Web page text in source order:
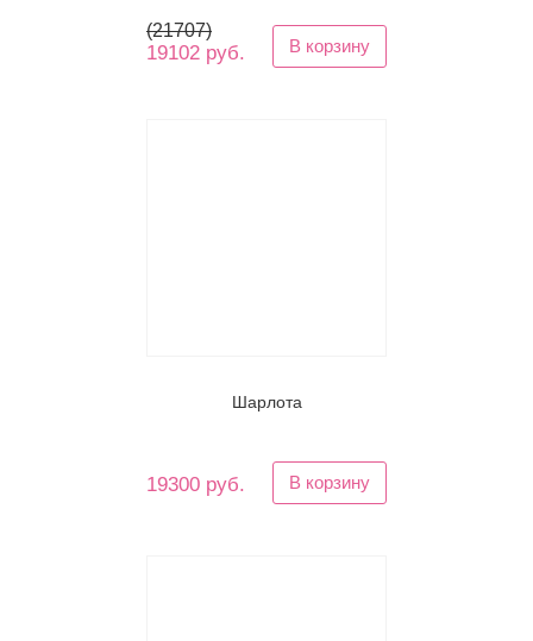
(21707)
19102 руб. В корзину
Шарлота
19300 руб. В корзину